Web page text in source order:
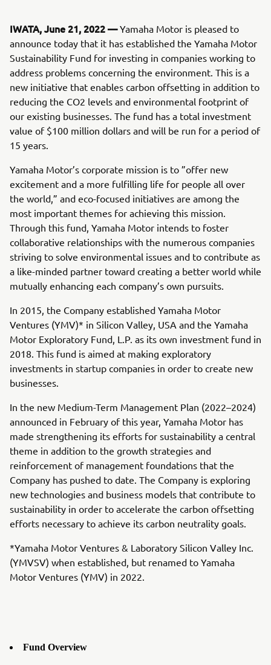
IWATA, June 21, 2022 —Yamaha Motor is pleased to
announce today that it has established the Yamaha Motor
Sustainability Fund for investing in companies working to
address problems concerning the environment. This is a
new initiative that enables carbon offsetting in addition to
reducing the CO2 levels and environmental footprint of
our existing businesses. The fund has a total investment
value of $100 million dollars and will be run for a period of
15 years.
Yamaha Motor’s corporate mission is to ”offer new
excitement and a more fulfilling life for people all over
the world,” and eco-focused initiatives are among the
most important themes for achieving this mission.
Through this fund, Yamaha Motor intends to foster
collaborative relationships with the numerous companies
striving to solve environmental issues and to contribute as
a like-minded partner toward creating a better world while
mutually enhancing each company’s own pursuits.
In 2015, the Company established Yamaha Motor
Ventures (YMV)* in Silicon Valley, USA and the Yamaha
Motor Exploratory Fund, L.P. as its own investment fund in
2018. This fund is aimed at making exploratory
investments in startup companies in order to create new
businesses.
In the new Medium-Term Management Plan (2022–2024)
announced in February of this year, Yamaha Motor has
made strengthening its efforts for sustainability a central
theme in addition to the growth strategies and
reinforcement of management foundations that the
Company has pushed to date. The Company is exploring
new technologies and business models that contribute to
sustainability in order to accelerate the carbon offsetting
efforts necessary to achieve its carbon neutrality goals.
*Yamaha Motor Ventures & Laboratory Silicon Valley Inc.
(YMVSV) when established, but renamed to Yamaha
Motor Ventures (YMV) in 2022.
Fund Overview